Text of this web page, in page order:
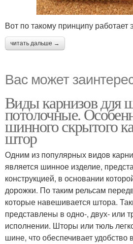
Вот по такому принципу работает
читать дальше →
Вас может
Виды карнизов для
потолочные.
шинного скрытого
штор
Одним из популярных видов
является шинное изделие,
конструкцией, в основании
дорожки. По таким рельсам
которые навешивается штора.
представлены в одно-, двух- или
исполнении. Шторы или тюль
шине, что обеспечивает удобство